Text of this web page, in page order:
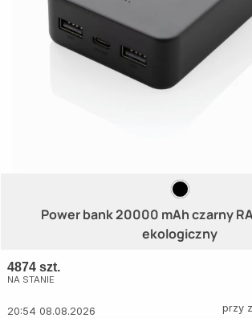
Power bank 20000 mAh czarny
ekologiczny
4874 szt.
NA STANIE
20:54 08.08.2026
przy